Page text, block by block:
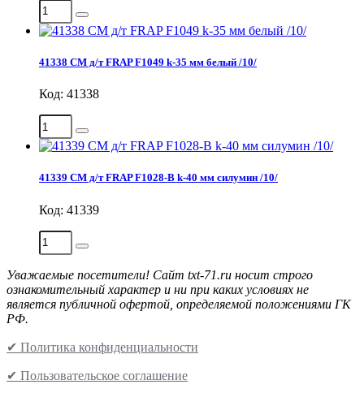
41338 СМ д/т FRAP F1049 k-35 мм белый /10/
Код: 41338
41339 СМ д/т FRAP F1028-В k-40 мм силумин /10/
Код: 41339
Уважаемые посетители! Сайт txt-71.ru носит строго
ознакомительный характер и ни при каких условиях не
является публичной офертой, определяемой положениями ГК
РФ.
✔ Политика конфиденциальности
✔ Пользовательское соглашение